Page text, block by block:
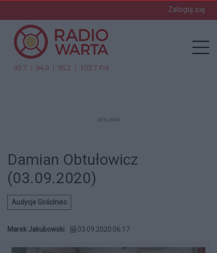
Zaloguj się
REKLAMA
Damian Obtułowicz
(03.09.2020)
Audycje Gościniec
Marek Jakubowski 03.09.2020 06:17